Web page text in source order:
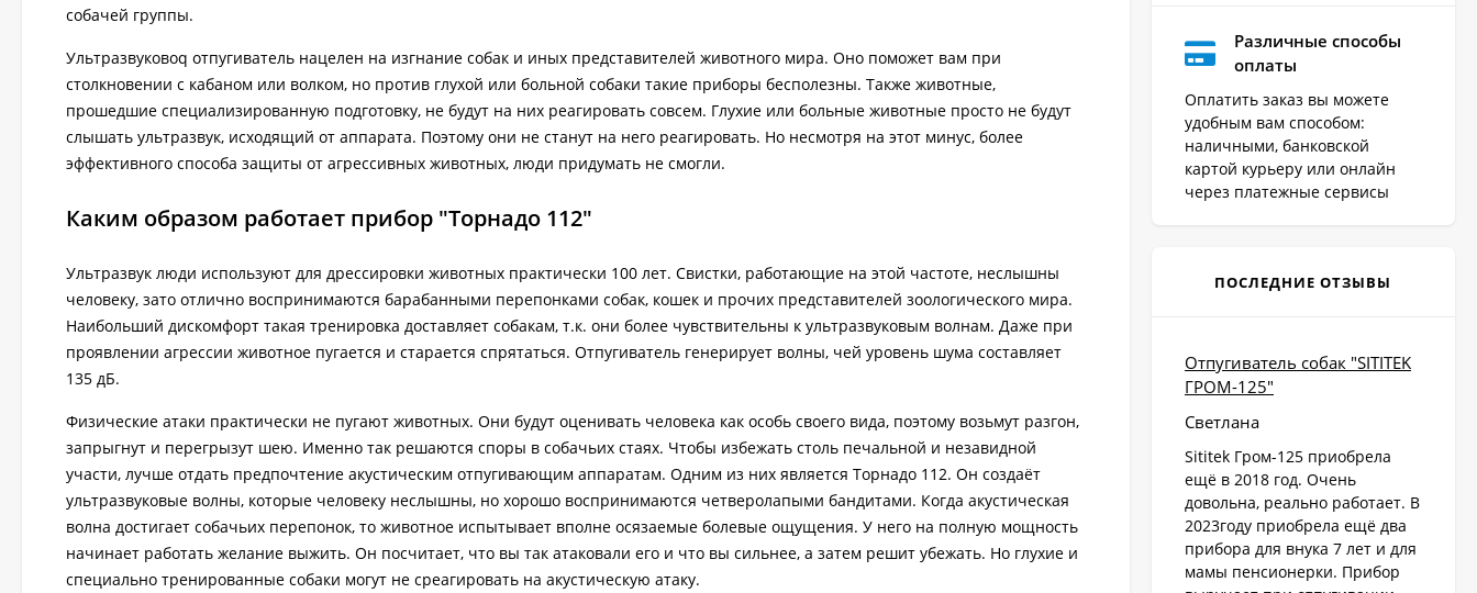
собачей группы.
Ультразвуковоq отпугиватель нацелен на изгнание собак и иных представителей животного мира. Оно поможет вам при
столкновении с кабаном или волком, но против глухой или больной собаки такие приборы бесполезны. Также животные,
прошедшие специализированную подготовку, не будут на них реагировать совсем. Глухие или больные животные просто не будут
слышать ультразвук, исходящий от аппарата. Поэтому они не станут на него реагировать. Но несмотря на этот минус, более
эффективного способа защиты от агрессивных животных, люди придумать не смогли.
Каким образом работает прибор "Торнадо 112"
Ультразвук люди используют для дрессировки животных практически 100 лет. Свистки, работающие на этой частоте, неслышны
человеку, зато отлично воспринимаются барабанными перепонками собак, кошек и прочих представителей зоологического мира.
Наибольший дискомфорт такая тренировка доставляет собакам, т.к. они более чувствительны к ультразвуковым волнам. Даже при
проявлении агрессии животное пугается и старается спрятаться. Отпугиватель генерирует волны, чей уровень шума составляет
135 дБ.
Физические атаки практически не пугают животных. Они будут оценивать человека как особь своего вида, поэтому возьмут разгон,
запрыгнут и перегрызут шею. Именно так решаются споры в собачьих стаях. Чтобы избежать столь печальной и незавидной
участи, лучше отдать предпочтение акустическим отпугивающим аппаратам. Одним из них является Торнадо 112. Он создаёт
ультразвуковые волны, которые человеку неслышны, но хорошо воспринимаются четверолапыми бандитами. Когда акустическая
волна достигает собачьих перепонок, то животное испытывает вполне осязаемые болевые ощущения. У него на полную мощность
начинает работать желание выжить. Он посчитает, что вы так атаковали его и что вы сильнее, а затем решит убежать. Но глухие и
специально тренированные собаки могут не среагировать на акустическую атаку.
Различные способы
оплаты
Оплатить заказ вы можете
удобным вам способом:
наличными, банковской
картой курьеру или онлайн
через платежные сервисы
ПОСЛЕДНИЕ ОТЗЫВЫ
Отпугиватель собак "SITITEK
ГРОМ-125"
Светлана
Sititek Гром-125 приобрела
ещё в 2018 год. Очень
довольна, реально работает. В
2023году приобрела ещё два
прибора для внука 7 лет и для
мамы пенсионерки. Прибор